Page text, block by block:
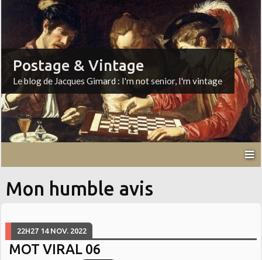
Postage & Vintage
Le blog de Jacques Gimard : I'm not senior, I'm vintage
Mon humble avis
22H27 14 NOV. 2022
MOT VIRAL 06